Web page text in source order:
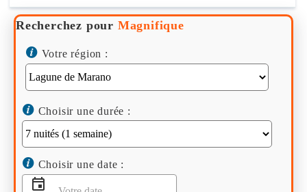
Recherchez pour Magnifique
Votre région :
Choisir une durée :
Choisir une date :